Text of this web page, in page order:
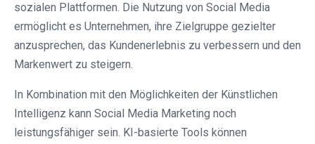
sozialen Plattformen. Die Nutzung von Social Media
ermöglicht es Unternehmen, ihre Zielgruppe gezielter
anzusprechen, das Kundenerlebnis zu verbessern und den
Markenwert zu steigern.
In Kombination mit den Möglichkeiten der Künstlichen
Intelligenz kann Social Media Marketing noch
leistungsfähiger sein. KI-basierte Tools können